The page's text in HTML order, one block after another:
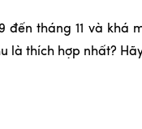
tháng 11 và khá
là thích hợp nhất?